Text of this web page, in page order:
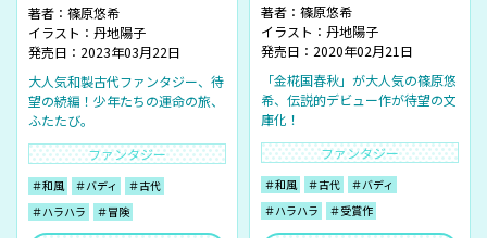
著者： 篠原悠希
イラスト： 丹地陽子
発売日：2023年03月22日
大人気和製古代ファンタジー、待
望の続編！少年たちの運命の旅、
ふたたび。
ファンタジー
＃和風 ＃バディ
＃古代
＃ハラハラ
＃冒険
著者： 篠原悠希
イラスト： 丹地陽子
発売日：2020年02月21日
「金椛国春秋」が大人気の篠原悠
希、伝説的デビュー作が待望の文
庫化！
ファンタジー
＃和風 ＃古代
＃バディ
＃ハラハラ
＃受賞作